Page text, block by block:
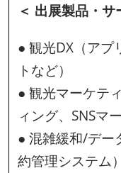
＜ 出展製品・サ
● 観光DX（アプ
トなど）
● 観光マーケテ
ィング、SNSマ
● 混雑緩和/デー
約管理システム）